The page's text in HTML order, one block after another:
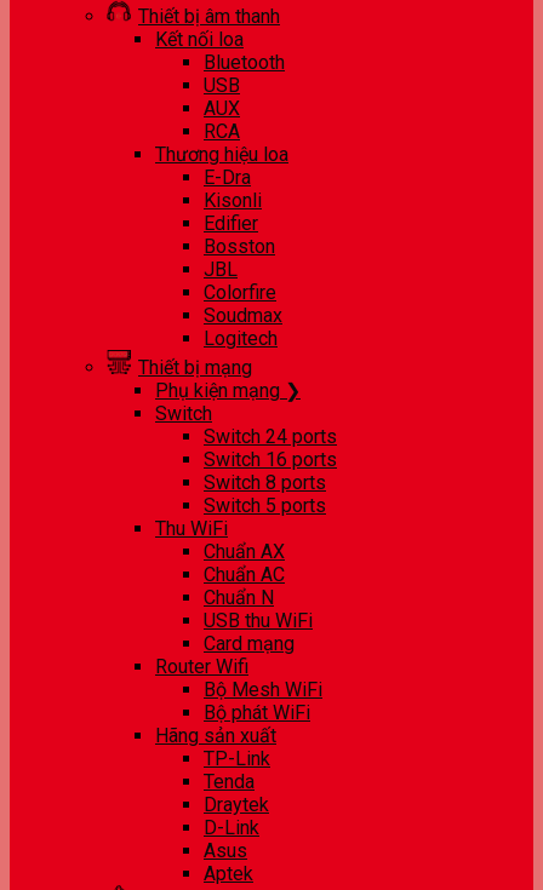
Thiết bị âm thanh
Kết nối loa
Bluetooth
USB
AUX
RCA
Thương hiệu loa
E-Dra
Kisonli
Edifier
Bosston
JBL
Colorfire
Soudmax
Logitech
Thiết bị mạng
Phụ kiện mạng ❯
Switch
Switch 24 ports
Switch 16 ports
Switch 8 ports
Switch 5 ports
Thu WiFi
Chuẩn AX
Chuẩn AC
Chuẩn N
USB thu WiFi
Card mạng
Router Wifi
Bộ Mesh WiFi
Bộ phát WiFi
Hãng sản xuất
TP-Link
Tenda
Draytek
D-Link
Asus
Aptek